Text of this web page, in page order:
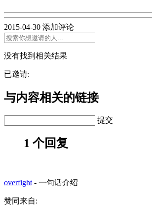
2015-04-30 添加评论
没有找到相关结果
已邀请:
与内容相关的链接
提交
1 个回复
overfight - 一句话介绍
赞同来自: